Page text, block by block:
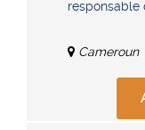
responsable
Cameroun